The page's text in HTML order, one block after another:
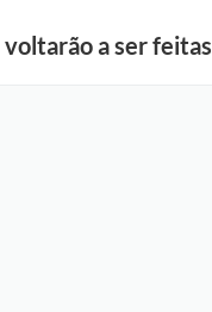
a ser feitas